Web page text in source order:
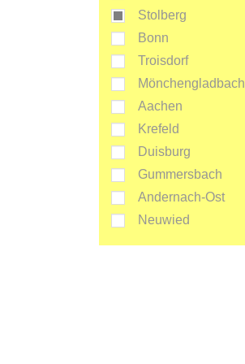
Stolberg
Bonn
Troisdorf
Mönchengladbach
Aachen
Krefeld
Duisburg
Gummersbach
Andernach-Ost
Neuwied